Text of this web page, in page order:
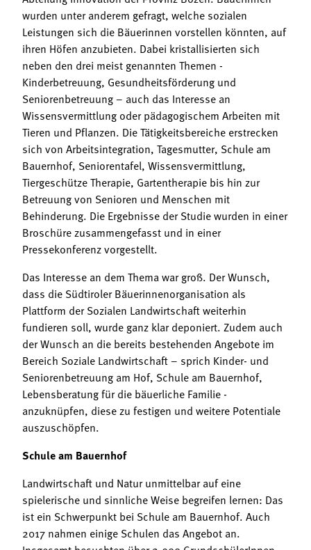
wurden unter anderem gefragt, welche sozialen
Leistungen sich die Bäuerinnen vorstellen könnten, auf
ihren Höfen anzubieten. Dabei kristallisierten sich
neben den drei meist genannten Themen -
Kinderbetreuung, Gesundheitsförderung und
Seniorenbetreuung – auch das Interesse an
Wissensvermittlung oder pädagogischem Arbeiten mit
Tieren und Pflanzen. Die Tätigkeitsbereiche erstrecken
sich von Arbeitsintegration, Tagesmutter, Schule am
Bauernhof, Seniorentafel, Wissensvermittlung,
Tiergeschütze Therapie, Gartentherapie bis hin zur
Betreuung von Senioren und Menschen mit
Behinderung. Die Ergebnisse der Studie wurden in einer
Broschüre zusammengefasst und in einer
Pressekonferenz vorgestellt.
Das Interesse an dem Thema war groß. Der Wunsch,
dass die Südtiroler Bäuerinnenorganisation als
Plattform der Sozialen Landwirtschaft weiterhin
fundieren soll, wurde ganz klar deponiert. Zudem auch
der Wunsch an die bereits bestehenden Angebote im
Bereich Soziale Landwirtschaft – sprich Kinder- und
Seniorenbetreuung am Hof, Schule am Bauernhof,
Lebensberatung für die bäuerliche Familie -
anzuknüpfen, diese zu festigen und weitere Potentiale
auszuschöpfen.
Schule am Bauernhof
Landwirtschaft und Natur unmittelbar auf eine
spielerische und sinnliche Weise begreifen lernen: Das
ist ein Schwerpunkt bei Schule am Bauernhof. Auch
2017 nahmen einige Schulen das Angebot an.